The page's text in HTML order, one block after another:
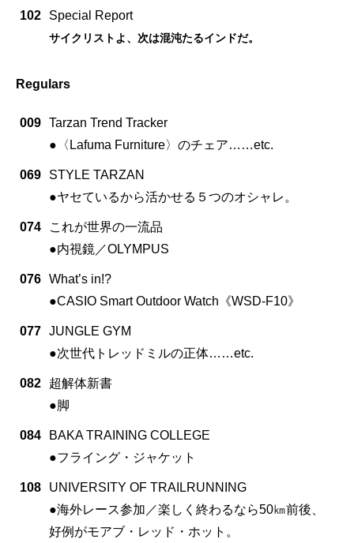
102 Special Report
サイクリストよ、次は混沌たるインドだ。
Regulars
009 Tarzan Trend Tracker
●〈Lafuma Furniture〉のチェア……etc.
069
STYLE TARZAN
●ヤセているから活かせる５つのオシャレ。
074
これが世界の一流品
●内視鏡／OLYMPUS
076 What’s in!?
●CASIO Smart Outdoor Watch《WSD-F10》
077 JUNGLE GYM
●次世代トレッドミルの正体……etc.
082
超解体新書
●脚
084
BAKA TRAINING COLLEGE
●フライング・ジャケット
108
UNIVERSITY OF TRAILRUNNING
●海外レース参加／楽しく終わるなら50㎞前後、
好例がモアブ・レッド・ホット。